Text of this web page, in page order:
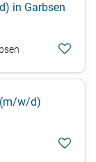
in Garbsen
w/d)